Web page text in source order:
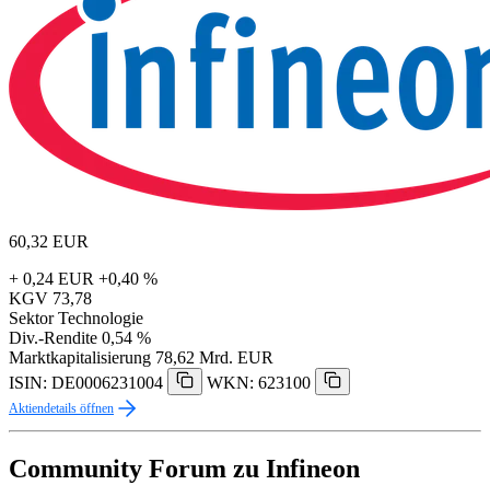
60,32 EUR
+ 0,24 EUR +0,40 %
KGV 73,78
Sektor Technologie
Div.-Rendite 0,54 %
Marktkapitalisierung 78,62 Mrd. EUR
ISIN: DE0006231004
WKN: 623100
Aktiendetails öffnen
Community Forum zu Infineon